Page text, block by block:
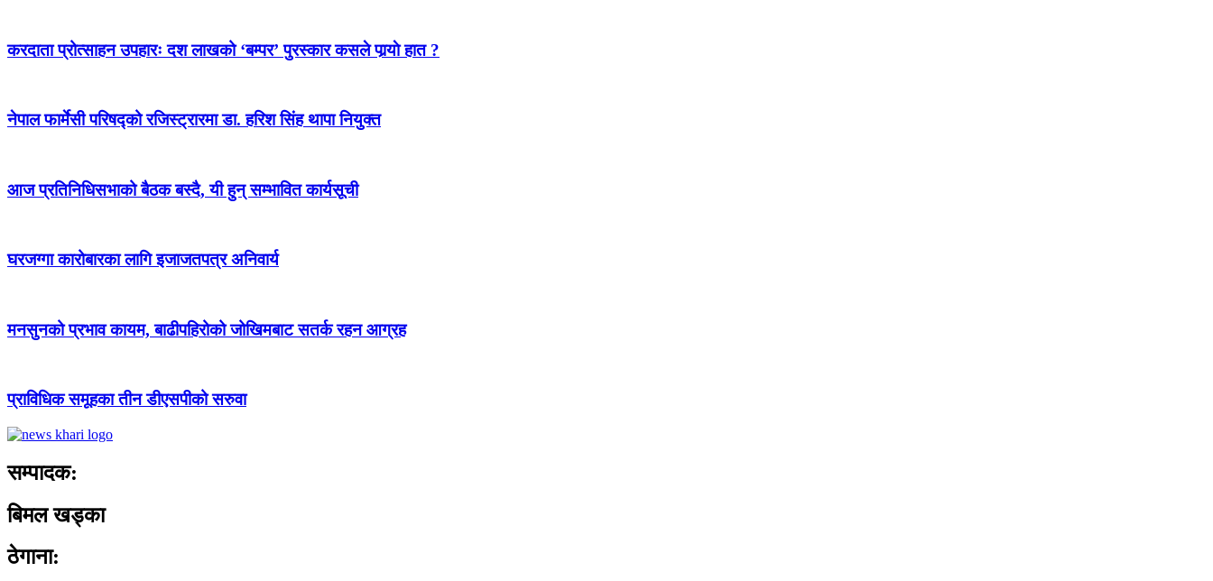
करदाता प्रोत्साहन उपहारः दश लाखको ‘बम्पर’ पुरस्कार कसले पार्‍याे हात ?
नेपाल फार्मेसी परिषद्को रजिस्ट्रारमा डा. हरिश सिंह थापा नियुक्त
आज प्रतिनिधिसभाको बैठक बस्दै, यी हुन् सम्भावित कार्यसूची
घरजग्गा कारोबारका लागि इजाजतपत्र अनिवार्य
मनसुनको प्रभाव कायम, बाढीपहिरोको जोखिमबाट सतर्क रहन आग्रह
प्राविधिक समूहका तीन डीएसपीको सरुवा
सम्पादक:
बिमल खड्का
ठेगाना: